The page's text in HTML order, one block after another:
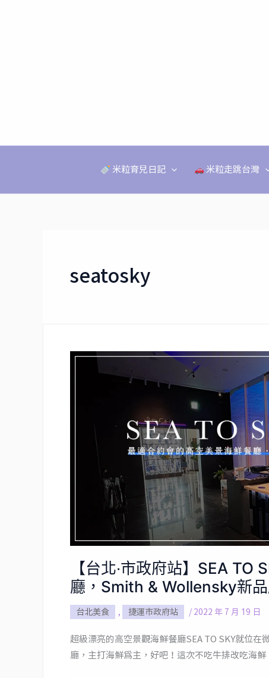
米粒育兒日記 米粒走跳台灣
seatosky
【台北‧市政府站】SEA TO
廳，Smith & Wollensky新
台北美食 , 捷運市政府站 / 2022 年 7 月 19 日
超級漂亮的高空景觀海鮮餐廳SEA TO SKY就位
廳，主打海鮮為主，好吧！這次不吃牛排改吃海
【台
約
高
空
觀
海